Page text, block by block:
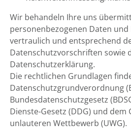
Wir behandeln Ihre uns
personenbezogenen Daten
vertraulich und entsprechend
Datenschutzvorschriften sowie
Datenschutzerklärung.
Die rechtlichen Grundlagen
Datenschutzgrundverordnung
Bundesdatenschutzgesetz
Dienste-Gesetz (DDG) und dem
unlauteren Wettbewerb (UWG).